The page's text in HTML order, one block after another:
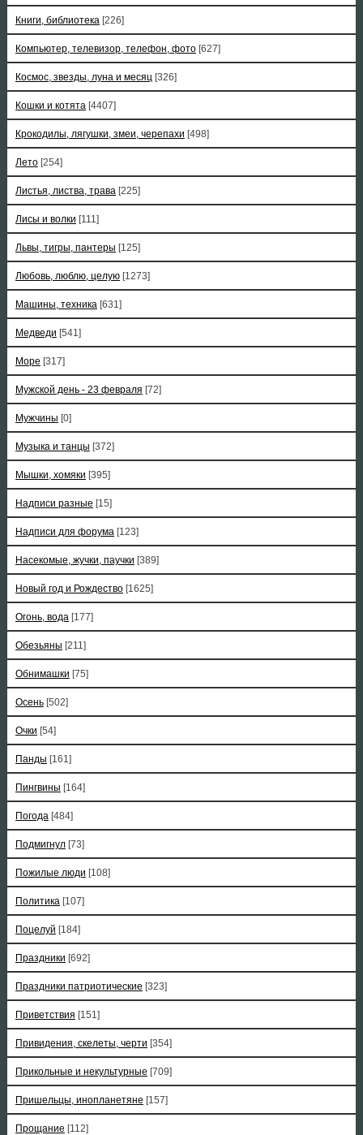
Книги, библиотека [226]
Компьютер, телевизор, телефон, фото [627]
Космос, звезды, луна и месяц [326]
Кошки и котята [4407]
Крокодилы, лягушки, змеи, черепахи [498]
Лето [254]
Листья, листва, трава [225]
Лисы и волки [111]
Львы, тигры, пантеры [125]
Любовь, люблю, целую [1273]
Машины, техника [631]
Медведи [541]
Море [317]
Мужской день - 23 февраля [72]
Мужчины [0]
Музыка и танцы [372]
Мышки, хомяки [395]
Надписи разные [15]
Надписи для форума [123]
Насекомые, жучки, паучки [389]
Новый год и Рождество [1625]
Огонь, вода [177]
Обезьяны [211]
Обнимашки [75]
Осень [502]
Очки [54]
Панды [161]
Пингвины [164]
Погода [484]
Подмигнул [73]
Пожилые люди [108]
Политика [107]
Поцелуй [184]
Праздники [692]
Праздники патриотические [323]
Приветствия [151]
Привидения, скелеты, черти [354]
Прикольные и некультурные [709]
Пришельцы, инопланетяне [157]
Прощание [112]